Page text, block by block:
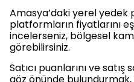
Amasya’daki yerel yedek
platformların fiyatlarını
incelerseniz, bölgesel
görebilirsiniz.
Satıcı puanlarını ve